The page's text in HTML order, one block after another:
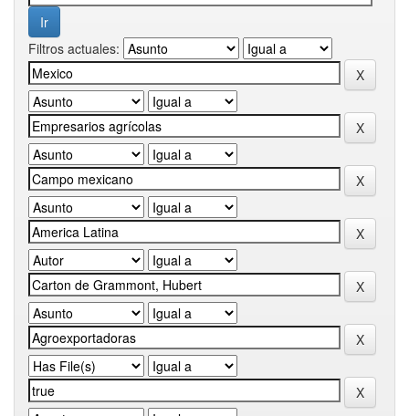
Filtros actuales: